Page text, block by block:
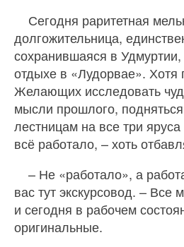
Сегодня раритетная
долгожительница,
сохранившаяся в
отдыхе в «Лудорвае». Хотя
Желающих исследовать
мысли прошлого,
лестницам на все три яруса
всё работало, – хоть
– Не «работало», а
вас тут экскурсовод. – Все
и сегодня в рабочем
оригинальные.